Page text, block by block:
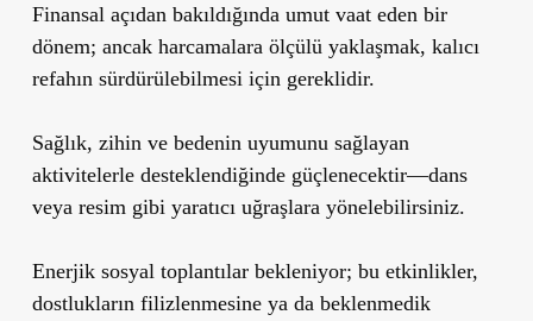
Finansal açıdan bakıldığında umut vaat eden bir
dönem; ancak harcamalara ölçülü yaklaşmak, kalıcı
refahın sürdürülebilmesi için gereklidir.
Sağlık, zihin ve bedenin uyumunu sağlayan
aktivitelerle desteklendiğinde güçlenecektir—dans
veya resim gibi yaratıcı uğraşlara yönelebilirsiniz.
Enerjik sosyal toplantılar bekleniyor; bu etkinlikler,
dostlukların filizlenmesine ya da beklenmedik